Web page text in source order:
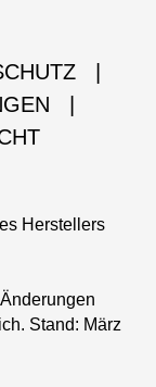
Herstellers
Stand: März